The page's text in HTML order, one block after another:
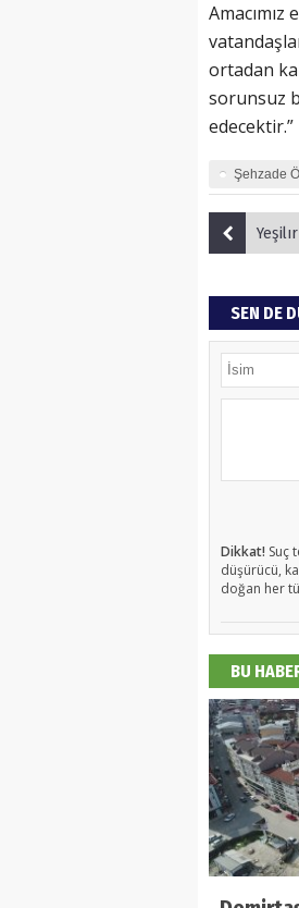
ortadan
sorunsuz
edecektir.”
Şehzade
SEN DE
Dikkat! Suç
düşürücü,
doğan her
BU